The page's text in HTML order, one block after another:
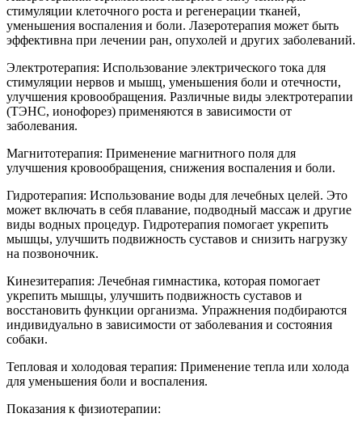
стимуляции клеточного роста и регенерации тканей,
уменьшения воспаления и боли. Лазеротерапия может быть
эффективна при лечении ран, опухолей и других заболеваний.
Электротерапия: Использование электрического тока для
стимуляции нервов и мышц, уменьшения боли и отечности,
улучшения кровообращения. Различные виды электротерапии
(ТЭНС, ионофорез) применяются в зависимости от
заболевания.
Магнитотерапия: Применение магнитного поля для
улучшения кровообращения, снижения воспаления и боли.
Гидротерапия: Использование воды для лечебных целей. Это
может включать в себя плавание, подводный массаж и другие
виды водных процедур. Гидротерапия помогает укрепить
мышцы, улучшить подвижность суставов и снизить нагрузку
на позвоночник.
Кинезитерапия: Лечебная гимнастика, которая помогает
укрепить мышцы, улучшить подвижность суставов и
восстановить функции организма. Упражнения подбираются
индивидуально в зависимости от заболевания и состояния
собаки.
Тепловая и холодовая терапия: Применение тепла или холода
для уменьшения боли и воспаления.
Показания к физиотерапии: